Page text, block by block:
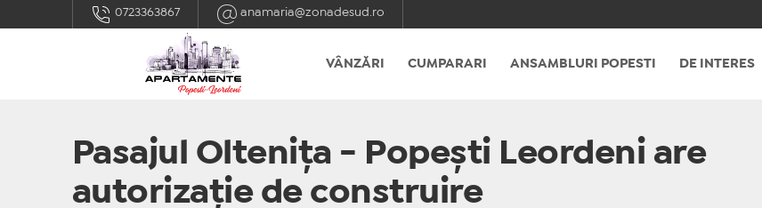
0723363867 anamaria@zonadesud.ro
VÂNZĂRI CUMPARARI ANSAMBLURI POPESTI DE INTERES
Pasajul Oltenița - Popești Leordeni are
autorizație de construire